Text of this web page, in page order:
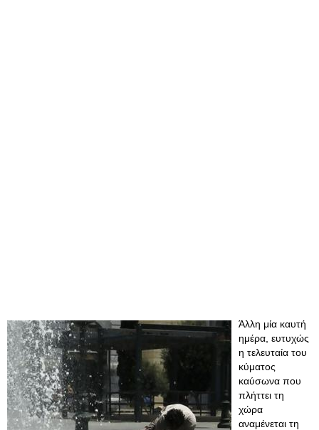
Άλλη μία καυτή
ημέρα, ευτυχώς
η τελευταία του
κύματος
καύσωνα που
πλήττει τη
χώρα
αναμένεται τη